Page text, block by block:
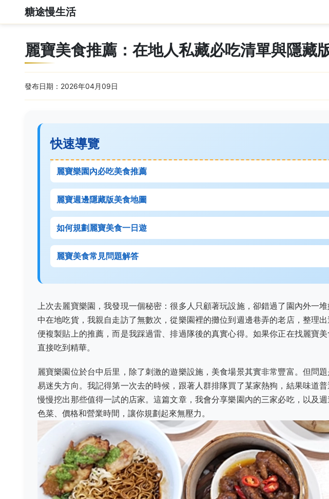
糖途慢生活
麗寶美食推薦：在地人私藏必吃清單與隱藏
發布日期：2026年04月09日
快速導覽
麗寶樂園內必吃美食推薦
麗寶週邊隱藏版美食地圖
如何規劃麗寶美食一日遊
麗寶美食常見問題解答
上次去麗寶樂園，我發現一個秘密：很多人只顧著玩設施，卻錯過了園內外一
中在地吃貨，我親自走訪了無數次，從樂園裡的攤位到週邊巷弄的老店，整理
便複製貼上的推薦，而是我踩過雷、排過隊後的真實心得。如果你正在找麗寶
直接吃到精華。
麗寶樂園位於台中后里，除了刺激的遊樂設施，美食場景其實非常豐富。但問
易迷失方向。我記得第一次去的時候，跟著人群排隊買了某家熱狗，結果味道
慢慢挖出那些值得一試的店家。這篇文章，我會分享樂園內的三家必吃，以及
色菜、價格和營業時間，讓你規劃起來無壓力。